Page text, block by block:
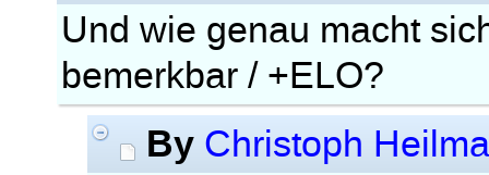
Und wie genau macht
bemerkbar / +ELO?
By Christoph